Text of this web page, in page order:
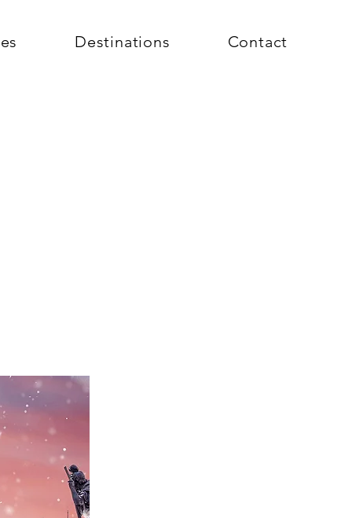
Destinations Contact